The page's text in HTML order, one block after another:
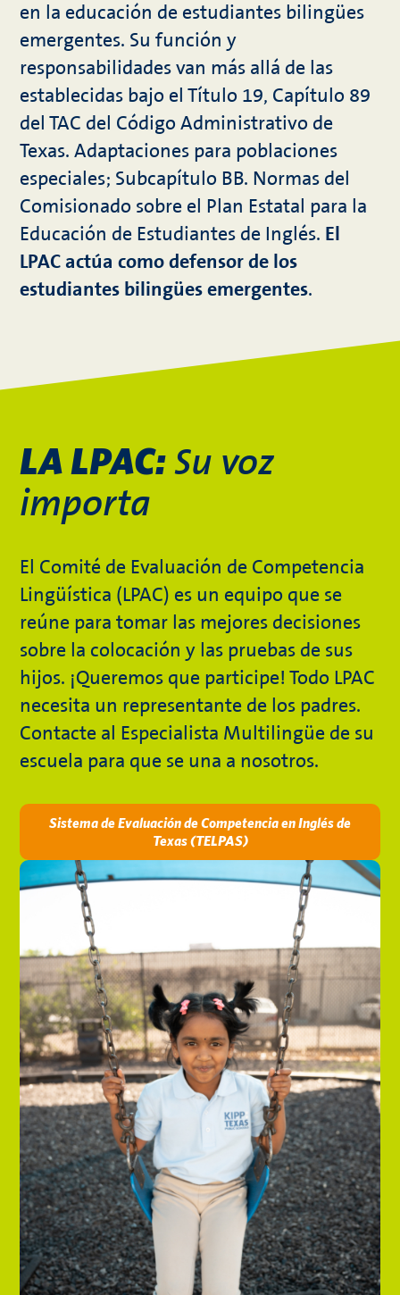
en la educación de estudiantes bilingües
emergentes. Su función y
responsabilidades van más allá de las
establecidas bajo el Título 19, Capítulo 89
del TAC del Código Administrativo de
Texas. Adaptaciones para poblaciones
especiales; Subcapítulo BB. Normas del
Comisionado sobre el Plan Estatal para la
Educación de Estudiantes de Inglés. El
LPAC actúa como defensor de los
estudiantes bilingües emergentes.
LA LPAC: Su voz
importa
El Comité de Evaluación de Competencia
Lingüística (LPAC) es un equipo que se
reúne para tomar las mejores decisiones
sobre la colocación y las pruebas de sus
hijos. ¡Queremos que participe! Todo LPAC
necesita un representante de los padres.
Contacte al Especialista Multilingüe de su
escuela para que se una a nosotros.
Sistema de Evaluación de Competencia en Inglés de
Texas (TELPAS)